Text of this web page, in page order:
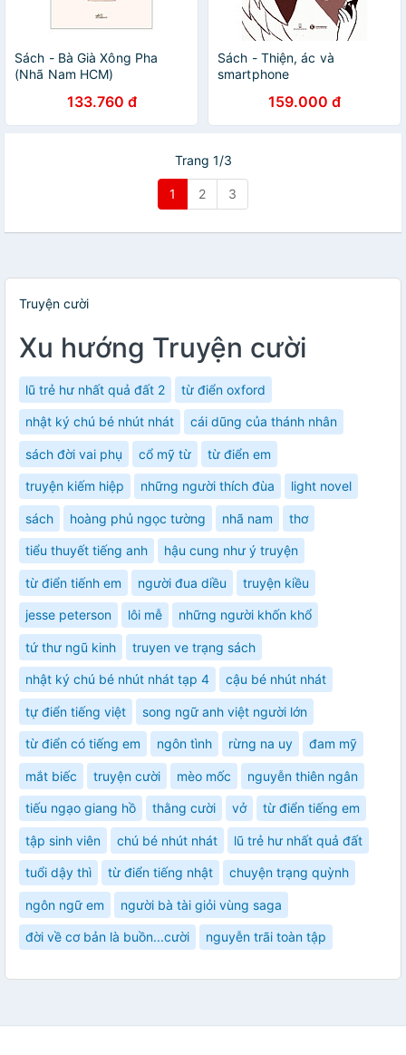
Sách - Bà Già Xông Pha
(Nhã Nam HCM)
133.760 đ
Sách - Thiện, ác và
smartphone
159.000 đ
Trang 1/3
1 2 3
Truyện cười
Xu hướng Truyện cười
lũ trẻ hư nhất quả đất 2 từ điển oxford
nhật ký chú bé nhút nhát cái dũng của thánh nhân
sách đời vai phụ cổ mỹ từ từ điển em
truyện kiếm hiệp những người thích đùa light novel
sách hoàng phủ ngọc tường nhã nam thơ
tiểu thuyết tiếng anh hậu cung như ý truyện
từ điển tiếnh em người đua diều truyện kiều
jesse peterson lôi mễ những người khốn khổ
tứ thư ngũ kinh truyen ve trạng sách
nhật ký chú bé nhút nhát tạp 4 cậu bé nhút nhát
tự điển tiếng việt song ngữ anh việt người lớn
từ điển có tiếng em ngôn tình rừng na uy đam mỹ
mắt biếc truyện cười mèo mốc nguyễn thiên ngân
tiếu ngạo giang hồ thằng cười vở từ điển tiếng em
tập sinh viên chú bé nhút nhát lũ trẻ hư nhất quả đất
tuổi dậy thì từ điển tiếng nhật chuyện trạng quỳnh
ngôn ngữ em người bà tài giỏi vùng saga
đời về cơ bản là buồn...cười nguyễn trãi toàn tập